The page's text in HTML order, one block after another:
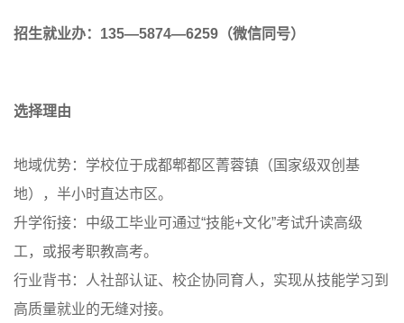
招生就业办：135—5874—6259（微信同号）
选择理由
地域优势：学校位于成都郫都区菁蓉镇（国家级双创基
地），半小时直达市区。
升学衔接：中级工毕业可通过“技能+文化”考试升读高级
工，或报考职教高考。
行业背书：人社部认证、校企协同育人，实现从技能学习到
高质量就业的无缝对接。